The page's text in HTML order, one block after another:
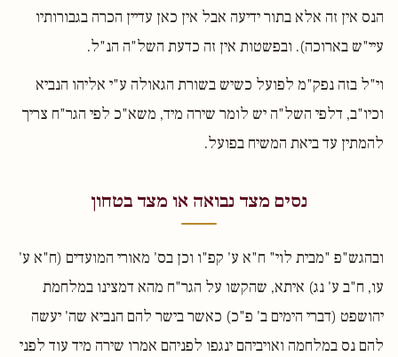
הנס אין זה אלא בתור ידיעה אבל אין כאן עדיין הכרה בגבורותיו
עיי"ש בארוכה). ובפשטות אין זה כדעת השל"ה הנ"ל.
וי"ל בזה נפק"מ לפועל כשיש בשורת הגאולה ע"י אליהו הנביא
וכיו"ב, דלפי השל"ה יש לומר שירה מיד, משא"כ לפי הגר"ח צריך
להמתין עד ביאת המשיח בפועל.
נסים מצד נבואה או מצד בטחון
ובהגש"פ "מבית לוי" ח"א ע' קפ"ו וכן בס' מאורי המועדים (ח"א ע'
עו, ח"ב ע' נג) איתא, שהקשו על הגר"ח מהא דמצינו במלחמת
יהושפט (דברי הימים ב' פ"כ) כאשר בישר להם הנביא שה' יעשה
להם נס במלחמה ואויביהם ינגפו לפניהם אמרו שירה מיד עוד לפני